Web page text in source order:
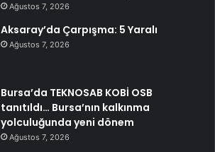
Ağustos 7, 2026
Aksaray’da Çarpışma: 5 Yaralı
Ağustos 7, 2026
Bursa’da TEKNOSAB KOBİ OSB
tanıtıldı… Bursa’nın kalkınma
yolculuğunda yeni dönem
Ağustos 7, 2026